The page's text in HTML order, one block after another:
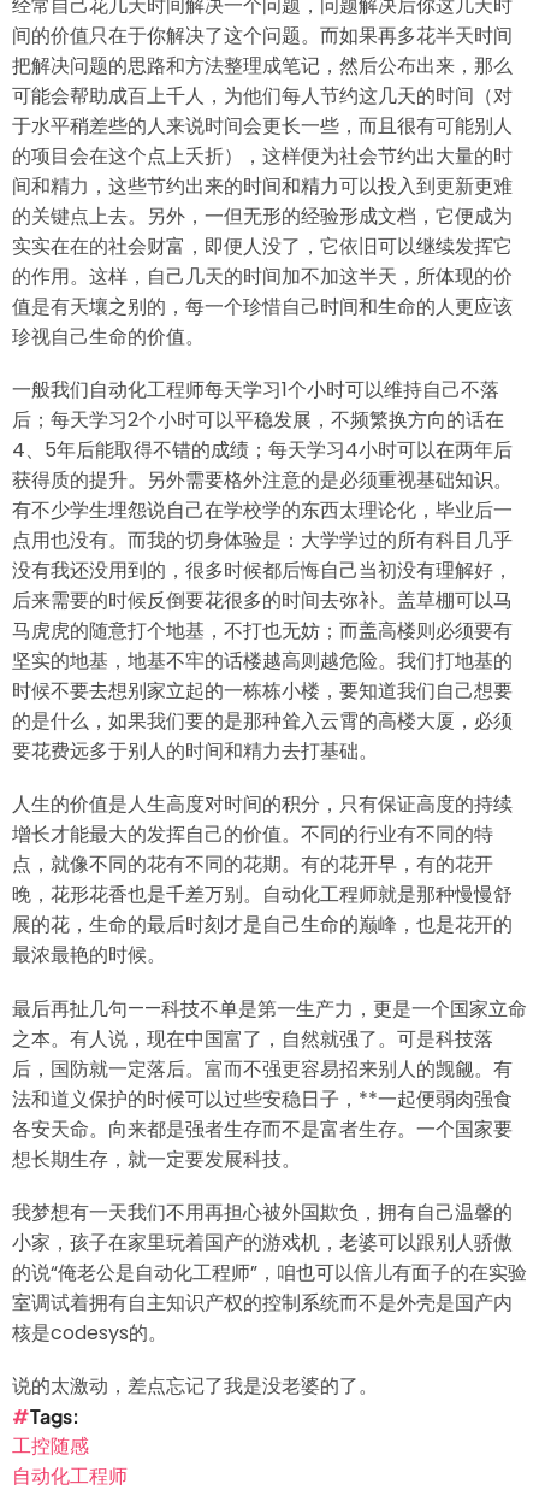
经常自己花几天时间解决一个问题，问题解决后你这几天时
间的价值只在于你解决了这个问题。而如果再多花半天时间
把解决问题的思路和方法整理成笔记，然后公布出来，那么
可能会帮助成百上千人，为他们每人节约这几天的时间（对
于水平稍差些的人来说时间会更长一些，而且很有可能别人
的项目会在这个点上夭折），这样便为社会节约出大量的时
间和精力，这些节约出来的时间和精力可以投入到更新更难
的关键点上去。另外，一但无形的经验形成文档，它便成为
实实在在的社会财富，即便人没了，它依旧可以继续发挥它
的作用。这样，自己几天的时间加不加这半天，所体现的价
值是有天壤之别的，每一个珍惜自己时间和生命的人更应该
珍视自己生命的价值。
一般我们自动化工程师每天学习1个小时可以维持自己不落
后；每天学习2个小时可以平稳发展，不频繁换方向的话在
4、5年后能取得不错的成绩；每天学习4小时可以在两年后
获得质的提升。另外需要格外注意的是必须重视基础知识。
有不少学生埋怨说自己在学校学的东西太理论化，毕业后一
点用也没有。而我的切身体验是：大学学过的所有科目几乎
没有我还没用到的，很多时候都后悔自己当初没有理解好，
后来需要的时候反倒要花很多的时间去弥补。盖草棚可以马
马虎虎的随意打个地基，不打也无妨；而盖高楼则必须要有
坚实的地基，地基不牢的话楼越高则越危险。我们打地基的
时候不要去想别家立起的一栋栋小楼，要知道我们自己想要
的是什么，如果我们要的是那种耸入云霄的高楼大厦，必须
要花费远多于别人的时间和精力去打基础。
人生的价值是人生高度对时间的积分，只有保证高度的持续
增长才能最大的发挥自己的价值。不同的行业有不同的特
点，就像不同的花有不同的花期。有的花开早，有的花开
晚，花形花香也是千差万别。自动化工程师就是那种慢慢舒
展的花，生命的最后时刻才是自己生命的巅峰，也是花开的
最浓最艳的时候。
最后再扯几句——科技不单是第一生产力，更是一个国家立命
之本。有人说，现在中国富了，自然就强了。可是科技落
后，国防就一定落后。富而不强更容易招来别人的觊觎。有
法和道义保护的时候可以过些安稳日子，**一起便弱肉强食
各安天命。向来都是强者生存而不是富者生存。一个国家要
想长期生存，就一定要发展科技。
我梦想有一天我们不用再担心被外国欺负，拥有自己温馨的
小家，孩子在家里玩着国产的游戏机，老婆可以跟别人骄傲
的说“俺老公是自动化工程师”，咱也可以倍儿有面子的在实验
室调试着拥有自主知识产权的控制系统而不是外壳是国产内
核是codesys的。
说的太激动，差点忘记了我是没老婆的了。
Tags
工控随感
自动化工程师